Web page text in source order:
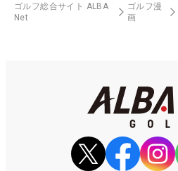
ゴルフ総合サイト ALBA
Net
ゴルフ漫
画